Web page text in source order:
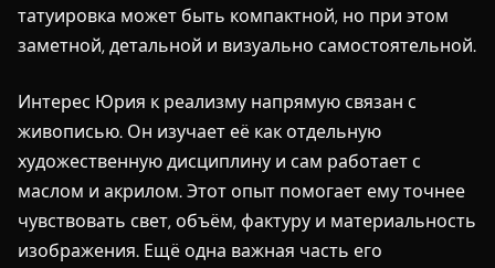
татуировка может быть компактной, но при этом
заметной, детальной и визуально самостоятельной.
Интерес Юрия к реализму напрямую связан с
живописью. Он изучает её как отдельную
художественную дисциплину и сам работает с
маслом и акрилом. Этот опыт помогает ему точнее
чувствовать свет, объём, фактуру и материальность
изображения. Ещё одна важная часть его